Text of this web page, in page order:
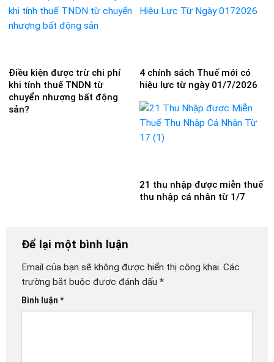
Điều kiện được trừ chi phí
khi tính thuế TNDN từ
chuyển nhượng bất động
sản?
4 chính sách Thuế mới có
hiệu lực từ ngày 01/7/2026
21 thu nhập được miễn thuế
thu nhập cá nhân từ 1/7
Để lại một bình luận
Email của bạn sẽ không được hiển thị công khai. Các
trường bắt buộc được đánh dấu *
Bình luận *